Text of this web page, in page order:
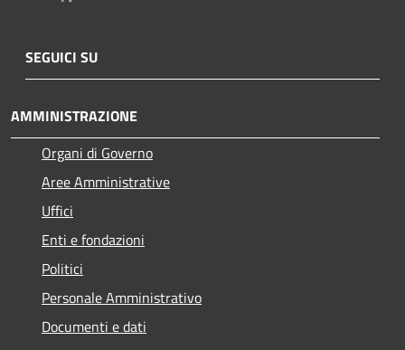
SEGUICI SU
AMMINISTRAZIONE
Organi di Governo
Aree Amministrative
Uffici
Enti e fondazioni
Politici
Personale Amministrativo
Documenti e dati